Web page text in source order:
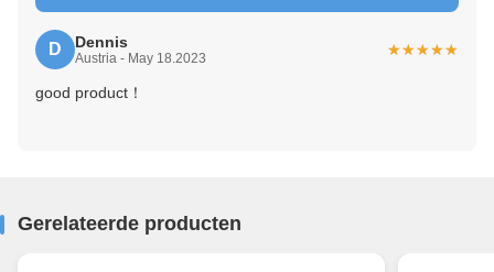
D Dennis
Austria - May 18.2023 ★★★★★
★★★★★
good product！
Gerelateerde producten